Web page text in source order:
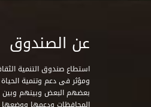
عن الصندوق
ومؤثر فى دعم وتنمية
بعضهم البعض وبينهم